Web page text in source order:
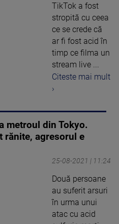
TikTok a fost
stropită cu ceea
ce se crede că
ar fi fost acid în
timp ce filma un
stream live ...
Citeste mai mult
›
metroul din Tokyo.
rănite, agresorul e
25-08-2021 | 11:24
Două persoane
au suferit arsuri
în urma unui
atac cu acid